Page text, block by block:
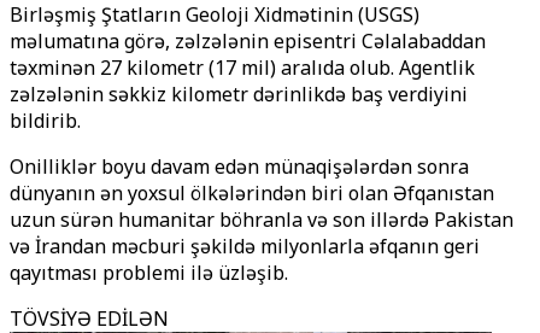
Birləşmiş Ştatların Geoloji Xidmətinin (USGS)
məlumatına görə, zəlzələnin episentri Cəlalabaddan
təxminən 27 kilometr (17 mil) aralıda olub. Agentlik
zəlzələnin səkkiz kilometr dərinlikdə baş verdiyini
bildirib.
Onilliklər boyu davam edən münaqişələrdən sonra
dünyanın ən yoxsul ölkələrindən biri olan Əfqanıstan
uzun sürən humanitar böhranla və son illərdə Pakistan
və İrandan məcburi şəkildə milyonlarla əfqanın geri
qayıtması problemi ilə üzləşib.
TÖVSİYƏ EDİLƏN